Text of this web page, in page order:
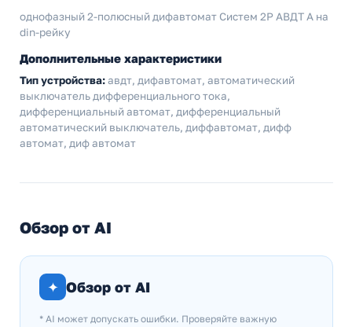
однофазный 2-полюсный дифавтомат Систем 2P АВДТ А на
din-рейку
Дополнительные характеристики
Тип устройства:авдт, дифавтомат, автоматический
выключатель дифференциального тока,
дифференциальный автомат, дифференциальный
автоматический выключатель, диффавтомат, дифф
автомат, диф автомат
Обзор от AI
✦ Обзор от AI
* AI может допускать ошибки. Проверяйте важную